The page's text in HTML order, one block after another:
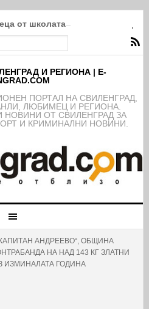
от школата на ФК
И РЕГИОНА | E-
ПОРТАЛ НА СВИЛЕНГРАД,
ЛЮБИМЕЦ И РЕГИОНА.
НОВИНИ ОТ СВИЛЕНГРАД ЗА
И КРИМИНАЛНИ НОВИНИ.
АНДРЕЕВО“, ОБЩИНА
НА НАД 143 КГ ЗЛАТНИ
ИЗМИНАЛАТА ГОДИНА